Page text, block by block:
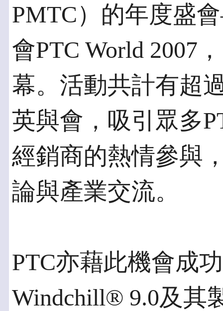
PMTC）的年度盛
會PTC World 2007
幕。活動共計有超
英與會，吸引眾多
經銷商的熱情參與
論與產業交流。
PTC亦藉此機會成
Windchill® 9.0及其